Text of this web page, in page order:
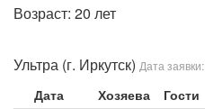
Возраст: 20 лет
Ультра (г. Иркутск) Дата
Дата Хозяева Гости